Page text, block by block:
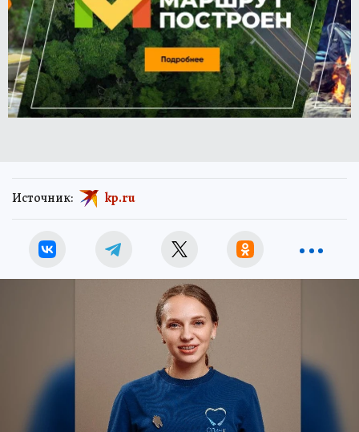
Источник: kp.ru